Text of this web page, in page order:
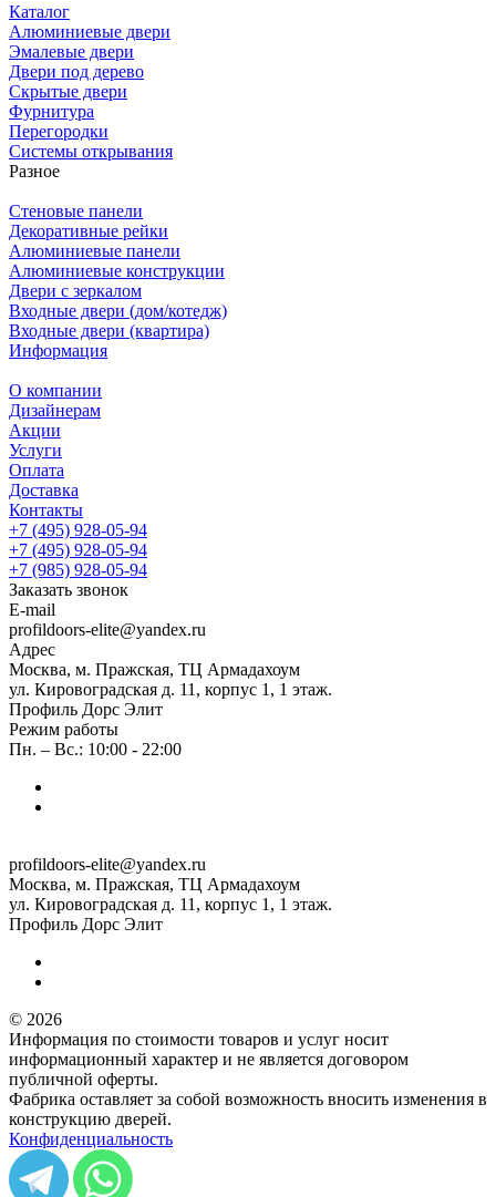
Каталог
Алюминиевые двери
Эмалевые двери
Двери под дерево
Скрытые двери
Фурнитура
Перегородки
Системы открывания
Разное
Стеновые панели
Декоративные рейки
Алюминиевые панели
Алюминиевые конструкции
Двери с зеркалом
Входные двери (дом/котедж)
Входные двери (квартира)
Информация
О компании
Дизайнерам
Акции
Услуги
Оплата
Доставка
Контакты
+7 (495) 928-05-94
+7 (495) 928-05-94
+7 (985) 928-05-94
Заказать звонок
E-mail
profildoors-elite@yandex.ru
Адрес
Москва, м. Пражская, ТЦ Армадахоум
ул. Кировоградская д. 11, корпус 1, 1 этаж.
Профиль Дорс Элит
Режим работы
Пн. – Вс.: 10:00 - 22:00
profildoors-elite@yandex.ru
Москва, м. Пражская, ТЦ Армадахоум
ул. Кировоградская д. 11, корпус 1, 1 этаж.
Профиль Дорс Элит
© 2026
Информация по стоимости товаров и услуг носит
информационный характер и не является договором
публичной оферты.
Фабрика оставляет за собой возможность вносить изменения в
конструкцию дверей.
Конфиденциальность